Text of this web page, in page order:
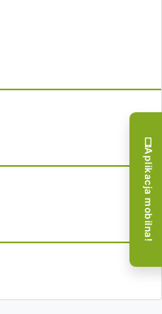
Aplikacja mobilna!